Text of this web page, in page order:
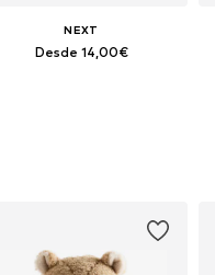
NEXT
Desde 14,00€